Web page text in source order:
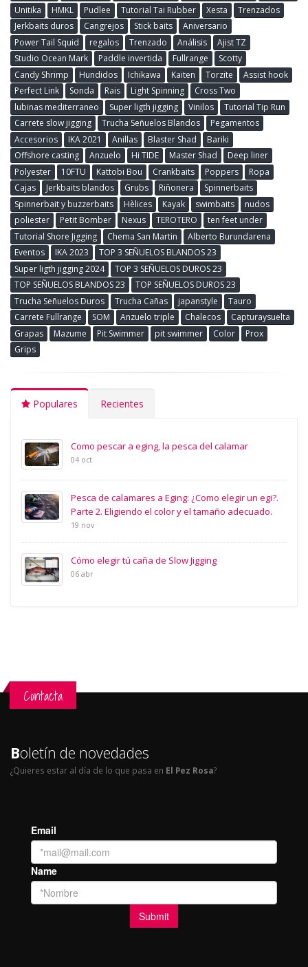
Unitika
HMKL Pudlee Tutorial Tai Rubber Xesta
Trenzados
Jerkbaits duros
Cangrejos Stick baits
Aniversario
Power Tail Squid
regalos Trenzado Análisis
Ajist TZ
Studio Ocean Mark
Paddle invertida Fullrange
Scotty
Candy Shrimp
Hundidos Ichikawa Kaiten Torzite
Assist hook
Perfect Link
Sonda Rais Light Spinning
Cross Two
lubinas mediterraneo
Super ligth jigging Vinilos
Tutorial Tip Run
Carrete slow jigging
Trucha Señuelos Blandos
Pegamentos
Accesorios
IKA 2021 Anillas Blaster Shad
Bariki
Offshore casting
Anzuelo Hi TIDE Master Shad
Deep liner
Polyester
10FTU Kattobi Bou Crankbaits Poppers
Ropa
Cajas
Jerkbaits blandos Grubs Riñonera
Spinnerbaits
Spinnerbait y buzzerbaits
Hèlices Kayak swimbaits
nudos
poliester
Petit Bomber Nexus TEROTERO
ten feet under
Tutorial Shore Jigging
Chema San Martin
Alberto Burundarena
Eventos
IKA 2023
TOP 3 SEÑUELOS BLANDOS 23
Super ligth jigging 2024
TOP 3 SEÑUELOS DUROS 23
TOP SEÑUELOS BLANDOS 23
TOP SEÑUELOS DUROS 23
Trucha Señuelos Duros
Trucha Cañas japanstyle
Tauro
Carrete Fullrange
SOM Anzuelo triple Chalecos
Capturaysuelta
Grapas
Mazume Pit Swimmer pit swimmer Color
Prox
Grips
Populares Recientes
Como pescar a eging, la pesca del calamar
04 oct
Pesca de calamares a Eging: ¿Como elegir un egi?.
Parte 2. Eligiendo el color y el tamaño adecuado.
19 nov
Cómo elegir tú caña de Slow Jigging
06 abr
Contacta
Boletín de novedades
¿Quieres estar al día de lo que pasa en El Pez Rosa?